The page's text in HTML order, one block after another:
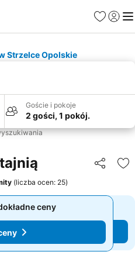
Ulubione
Strzelce Opolskie
Goście i pokoje
2 gości, 1 pokój.
(liczba ocen: 25)
ceny
ceny
ceny